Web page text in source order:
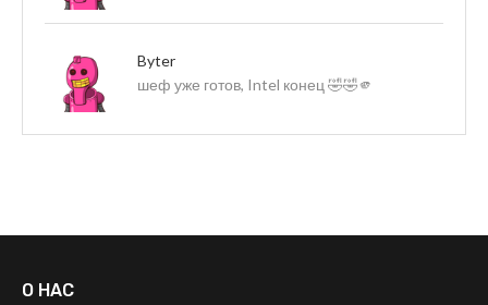
Byter
шеф уже готов, Intel конец 🤣🤣🫵
О НАС